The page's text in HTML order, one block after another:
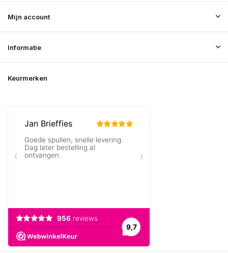
Mijn account
Informatie
Keurmerken